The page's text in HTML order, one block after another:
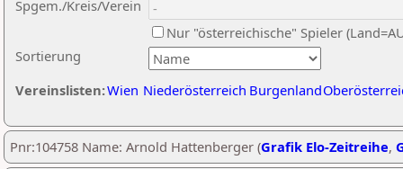
Sortierung
Spgem./Kreis/Verein
Nur "österreichische" Spieler
Vereinslisten:Wien Niederösterreich Burgenland
Pnr:104758 Name: Arnold Hattenberger (Grafik Elo-Zeitreihe,